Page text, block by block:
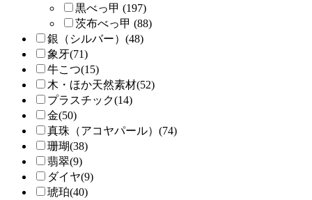
黒べっ甲 (197)
茨布べっ甲 (88)
銀（シルバー）(48)
象牙(71)
牛こつ(15)
木・ほか天然素材(52)
プラスチック(14)
金(50)
真珠（アコヤパール）(74)
珊瑚(38)
翡翠(9)
ダイヤ(9)
琥珀(40)